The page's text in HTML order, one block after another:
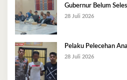
Gubernur Belum
28 Juli 2026
Pelaku Pelecehan
28 Juli 2026